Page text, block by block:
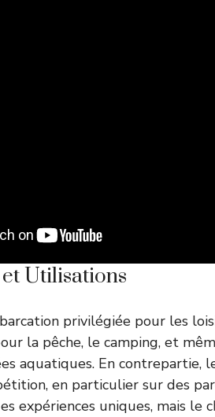
Utilisations
privilégiée pour les
la pêche, le camping, et
aquatiques. En contrepartie,
en particulier sur des
expériences uniques, mais le